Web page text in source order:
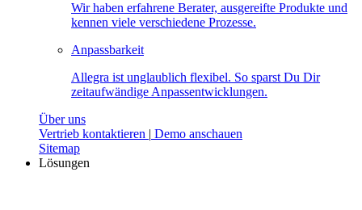
Wir haben erfahrene Berater, ausgereifte Produkte und
kennen viele verschiedene Prozesse.
Anpassbarkeit
Allegra ist unglaublich flexibel. So sparst Du Dir
zeitaufwändige Anpassentwicklungen.
Über uns
Vertrieb kontaktieren | Demo anschauen
Sitemap
Lösungen